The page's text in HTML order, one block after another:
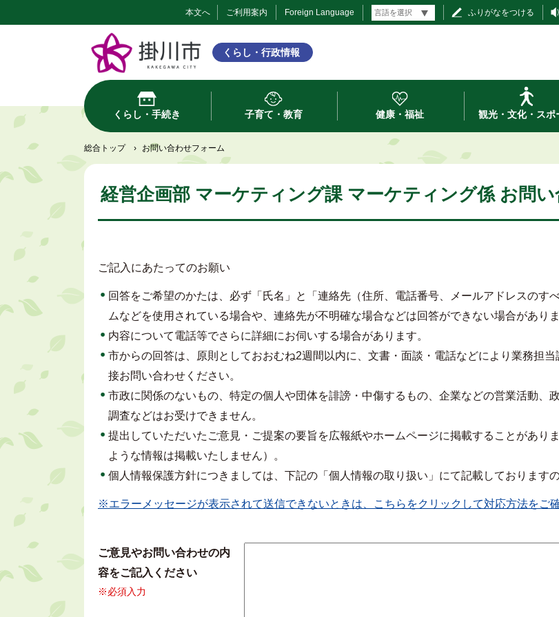
本文へ ご利用案内 Foreign Language ふりがなをつける
くらし・行政情報
くらし・手続き 子育て・教育 健康・福祉 観光・文化・スポ
総合トップ › お問い合わせフォーム
経営企画部 マーケティング課 マーケティング係 お問
ご記入にあたってのお願い
回答をご希望のかたは、必ず「氏名」と「連絡先（住所、電話番号、メールアドレスのす
ムなどを使用されている場合や、連絡先が不明確な場合などは回答ができない場合があり
内容について電話等でさらに詳細にお伺いする場合があります。
市からの回答は、原則としておおむね2週間以内に、文書・面談・電話などにより業務担
接お問い合わせください。
市政に関係のないもの、特定の個人や団体を誹謗・中傷するもの、企業などの営業活動、
調査などはお受けできません。
提出していただいたご意見・ご提案の要旨を広報紙やホームページに掲載することがあり
ような情報は掲載いたしません）。
個人情報保護方針につきましては、下記の「個人情報の取り扱い」にて記載しております
※エラーメッセージが表示されて送信できないときは、こちらをクリックして対応方法をご確
ご意見やお問い合わせの内
容をご記入ください
※必須入力